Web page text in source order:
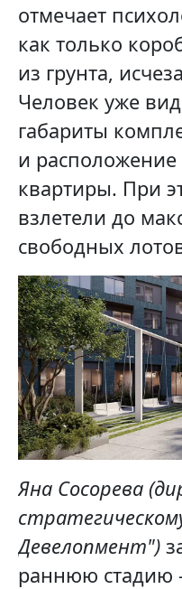
отмечает
как только
из грунта,
Человек уже
габариты
и расположение
квартиры. При
взлетели до
свободных
Яна Сосорева
Девелопмент")
раннюю стадию